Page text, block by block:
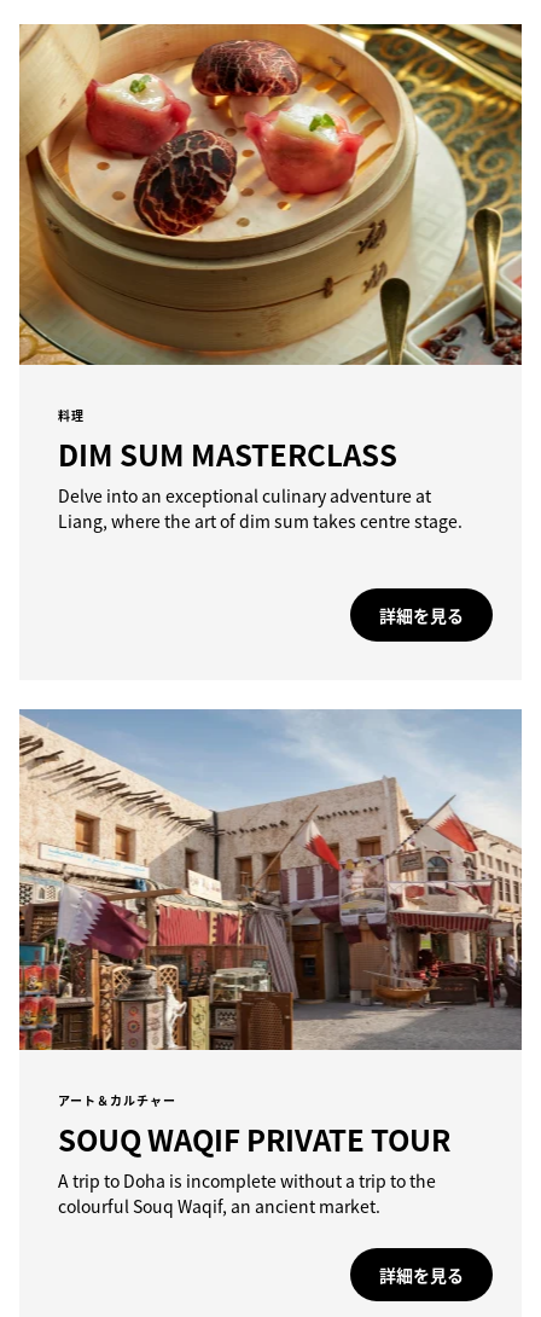
料理
DIM SUM MASTERCLASS
Delve into an exceptional culinary adventure at
Liang, where the art of dim sum takes centre stage.
詳細を見る
アート＆カルチャー
SOUQ WAQIF PRIVATE TOUR
A trip to Doha is incomplete without a trip to the
colourful Souq Waqif, an ancient market.
詳細を見る